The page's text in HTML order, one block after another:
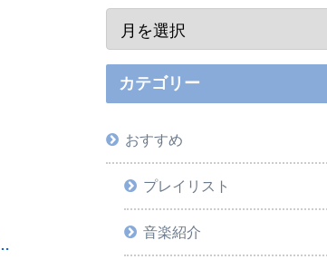
投稿にネット衝撃「この質感の出し方」「実写かと思いました」
カテゴリー
おすすめ
プレイリスト
音楽紹介